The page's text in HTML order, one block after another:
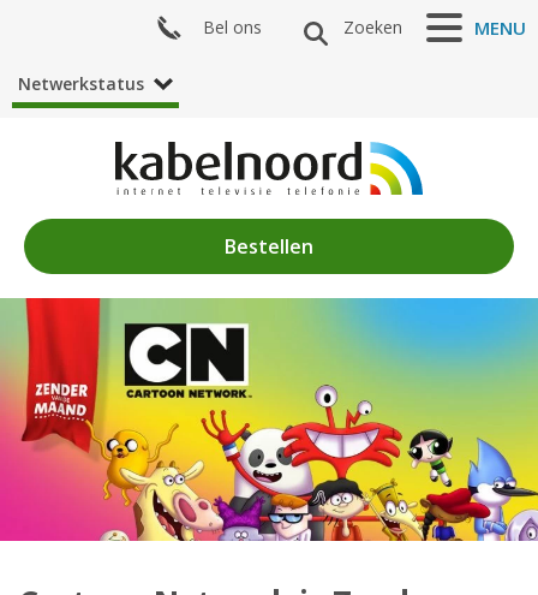
Nieuws
Algemeen
Acties
Zenderaanbod
Bestellen
MENU
Zoeken
Bel ons
Netwerkstatus